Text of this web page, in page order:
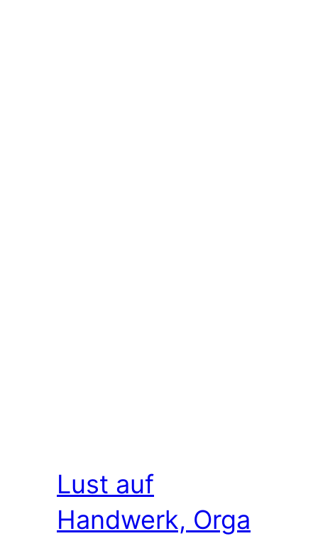
Lust auf
Handwerk, Orga